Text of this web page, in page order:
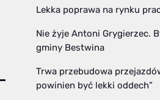
Lekka poprawa na rynku
Nie żyje Antoni Grygierzec.
gminy Bestwina
Trwa przebudowa
powinien być lekki oddech”